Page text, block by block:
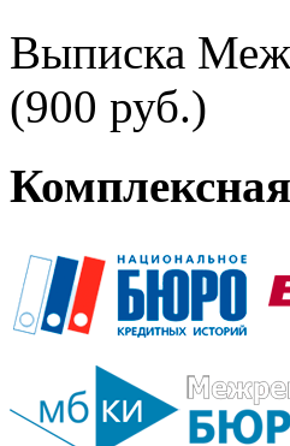
Выписка
(900 руб.)